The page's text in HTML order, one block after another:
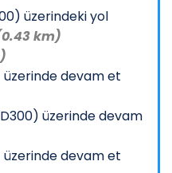
üzerindeki yol
km)
devam et
üzerinde devam
devam et